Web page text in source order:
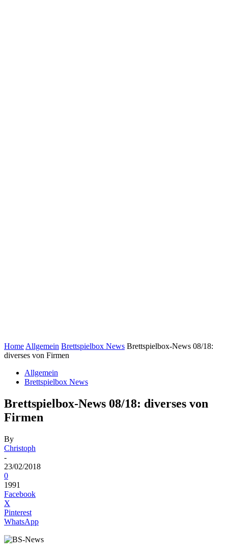
Home Allgemein Brettspielbox News Brettspielbox-News 08/18:
diverses von Firmen
Allgemein
Brettspielbox News
Brettspielbox-News 08/18: diverses von
Firmen
By
Christoph
-
23/02/2018
0
1991
Facebook
X
Pinterest
WhatsApp